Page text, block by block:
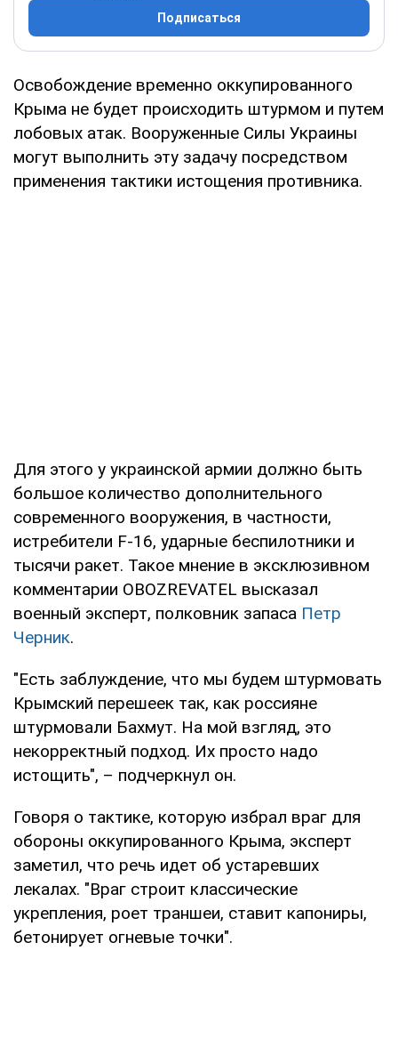
Подписаться
Освобождение временно оккупированного
Крыма не будет происходить штурмом и путем
лобовых атак. Вооруженные Силы Украины
могут выполнить эту задачу посредством
применения тактики истощения противника.
Для этого у украинской армии должно быть
большое количество дополнительного
современного вооружения, в частности,
истребители F-16, ударные беспилотники и
тысячи ракет. Такое мнение в эксклюзивном
комментарии OBOZREVATEL высказал
военный эксперт, полковник запаса Петр
Черник.
"Есть заблуждение, что мы будем штурмовать
Крымский перешеек так, как россияне
штурмовали Бахмут. На мой взгляд, это
некорректный подход. Их просто надо
истощить", – подчеркнул он.
Говоря о тактике, которую избрал враг для
обороны оккупированного Крыма, эксперт
заметил, что речь идет об устаревших
лекалах. "Враг строит классические
укрепления, роет траншеи, ставит капониры,
бетонирует огневые точки".